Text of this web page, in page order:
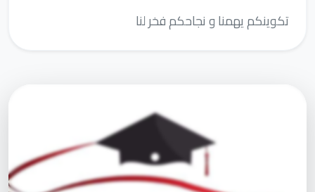
تكوينكم يهمنا و نجاحكم فخر لنا